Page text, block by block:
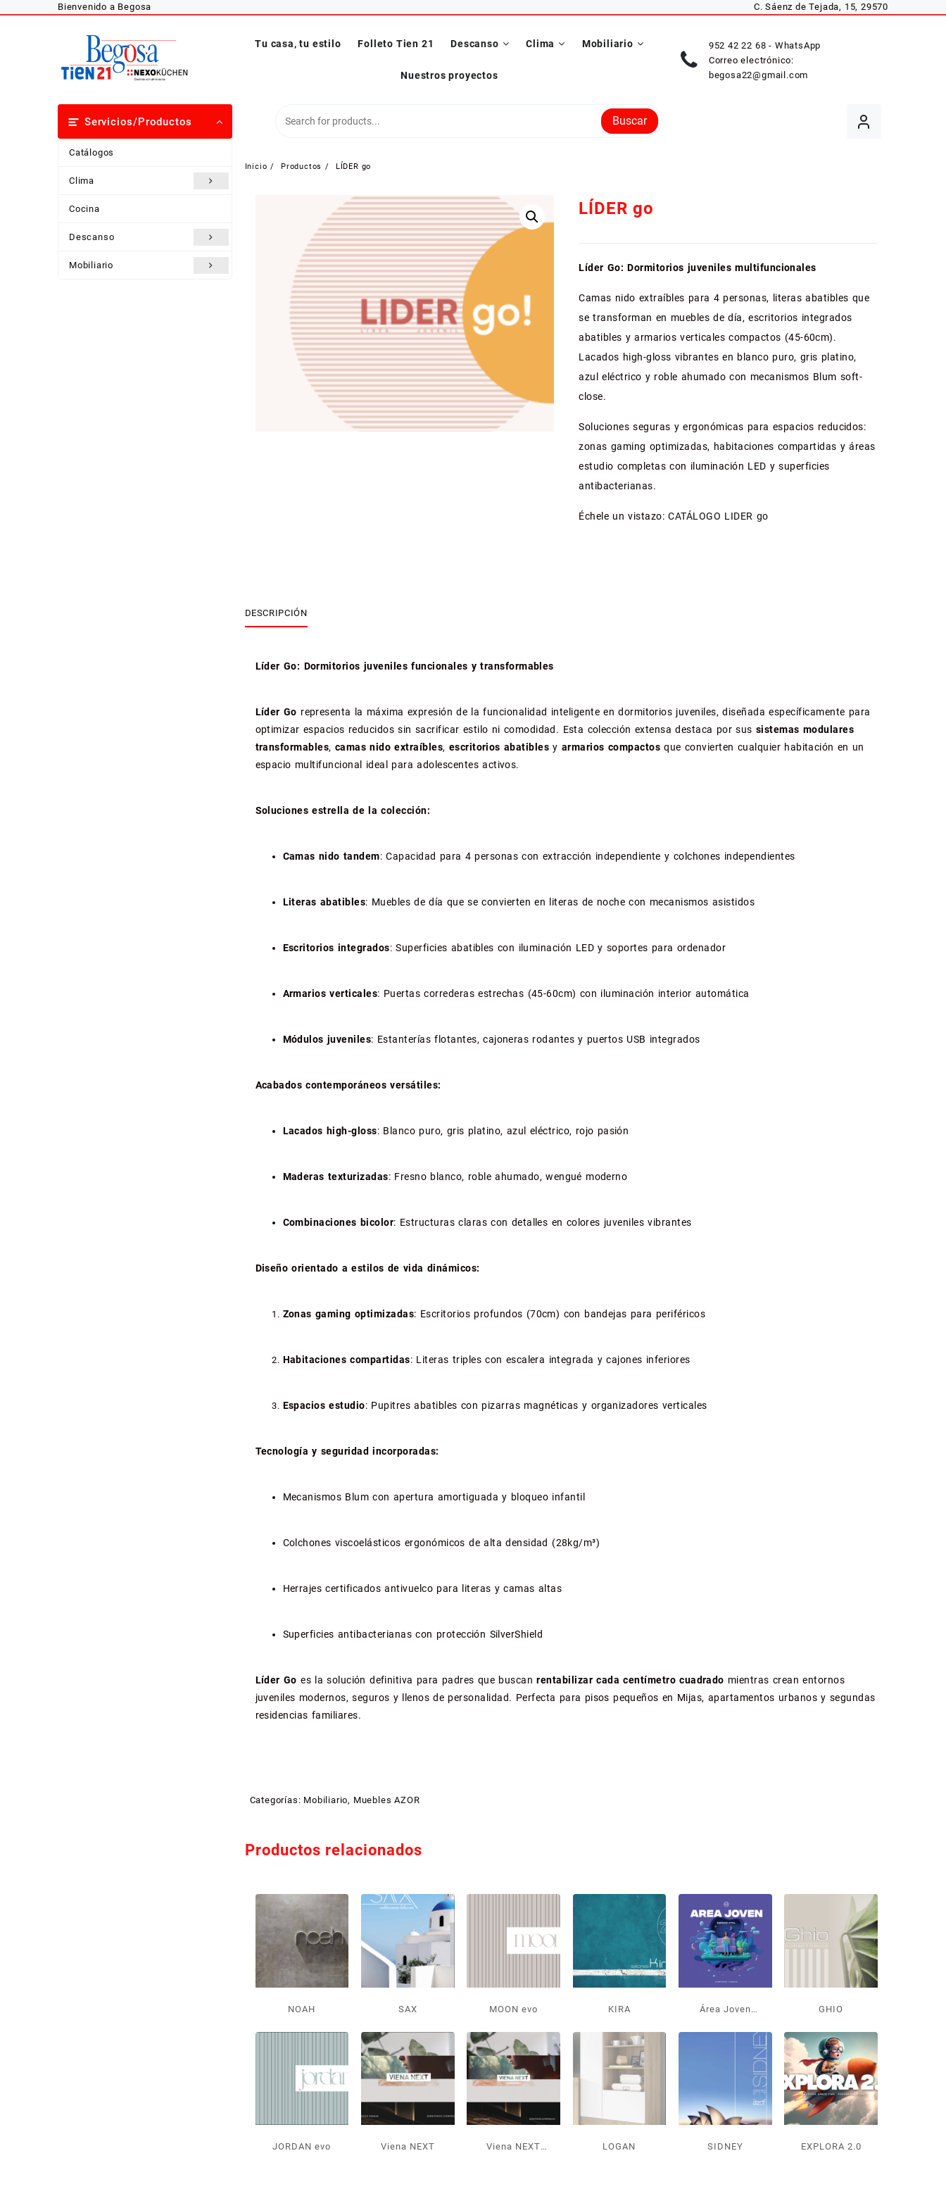
Bienvenido a Begosa C. Sáenz de Tejada, 15, 29570
Tu casa, tu estilo Folleto Tien 21 Descanso Clima Mobiliario
Nuestros proyectos
952 42 22 68 - WhatsApp
Correo electrónico:
begosa22@gmail.com
Servicios/Productos
Catálogos
Clima
Cocina
Descanso
Mobiliario
Buscar
Inicio Productos LÍDER go
LÍDER go
Líder Go: Dormitorios juveniles multifuncionales
Camas nido extraíbles para 4 personas, literas abatibles que
se transforman en muebles de día, escritorios integrados
abatibles y armarios verticales compactos (45-60cm).
Lacados high-gloss vibrantes en blanco puro, gris platino,
azul eléctrico y roble ahumado con mecanismos Blum soft-
close.
Soluciones seguras y ergonómicas para espacios reducidos:
zonas gaming optimizadas, habitaciones compartidas y áreas
estudio completas con iluminación LED y superficies
antibacterianas.
Échele un vistazo:CATÁLOGO LIDER go
DESCRIPCIÓN
Líder Go: Dormitorios juveniles funcionales y transformables
Líder Go representa la máxima expresión de la funcionalidad inteligente en dormitorios juveniles, diseñada específicamente para
optimizar espacios reducidos sin sacrificar estilo ni comodidad. Esta colección extensa destaca por sus sistemas modulares
transformables, camas nido extraíbles, escritorios abatibles y armarios compactos que convierten cualquier habitación en un
espacio multifuncional ideal para adolescentes activos.
Soluciones estrella de la colección:
Camas nido tandem: Capacidad para 4 personas con extracción independiente y colchones independientes
Literas abatibles: Muebles de día que se convierten en literas de noche con mecanismos asistidos
Escritorios integrados: Superficies abatibles con iluminación LED y soportes para ordenador
Armarios verticales: Puertas correderas estrechas (45-60cm) con iluminación interior automática
Módulos juveniles: Estanterías flotantes, cajoneras rodantes y puertos USB integrados
Acabados contemporáneos versátiles:
Lacados high-gloss: Blanco puro, gris platino, azul eléctrico, rojo pasión
Maderas texturizadas: Fresno blanco, roble ahumado, wengué moderno
Combinaciones bicolor: Estructuras claras con detalles en colores juveniles vibrantes
Diseño orientado a estilos de vida dinámicos:
Zonas gaming optimizadas: Escritorios profundos (70cm) con bandejas para periféricos
Habitaciones compartidas: Literas triples con escalera integrada y cajones inferiores
Espacios estudio: Pupitres abatibles con pizarras magnéticas y organizadores verticales
Tecnología y seguridad incorporadas:
Mecanismos Blum con apertura amortiguada y bloqueo infantil
Colchones viscoelásticos ergonómicos de alta densidad (28kg/m³)
Herrajes certificados antivuelco para literas y camas altas
Superficies antibacterianas con protección SilverShield
Líder Go es la solución definitiva para padres que buscanrentabilizar cada centímetro cuadrado mientras crean entornos
juveniles modernos, seguros y llenos de personalidad. Perfecta para pisos pequeños en Mijas, apartamentos urbanos y segundas
residencias familiares.
Categorías: Mobiliario, Muebles AZOR
Productos relacionados
NOAH SAX MOON evo KIRA
Área Joven
GHIO
JORDAN evo Viena NEXT
Viena NEXT
LOGAN SIDNEY EXPLORA 2.0